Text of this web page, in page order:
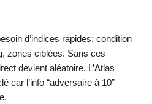
d’indices rapides: condition
zones ciblées. Sans ces
devient aléatoire. L’Atlas
car l’info “adversaire à 10”